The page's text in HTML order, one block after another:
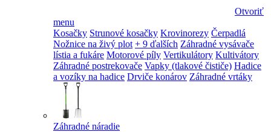
Otvoriť
menu
Kosačky Strunové kosačky Krovinorezy Čerpadlá
Nožnice na živý plot + 9 ďalších Záhradné vysávače
lístia a fukáre Motorové píly Vertikulátory Kultivátory
Záhradné postrekovače Vapky (tlakové čističe) Hadice
a vozíky na hadice Drviče konárov Záhradné vrtáky
Záhradné náradie